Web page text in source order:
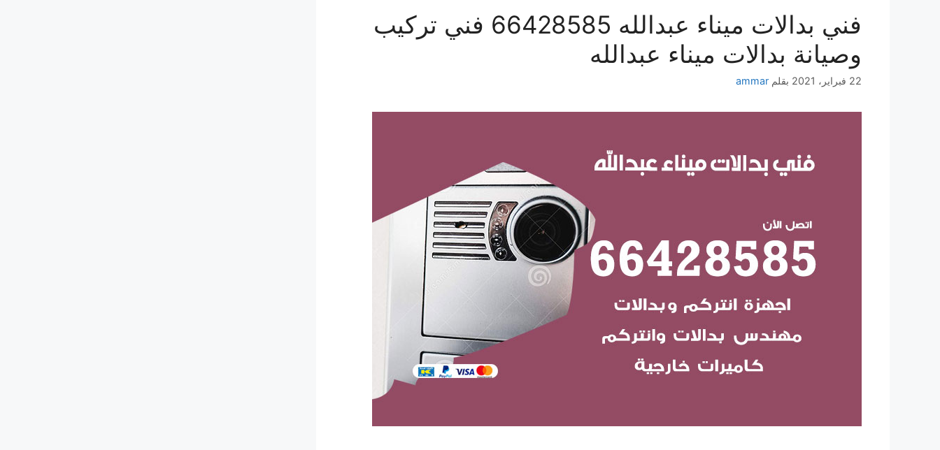
فني بدالات ميناء عبدالله 66428585 فني تركيب
وصيانة بدالات ميناء عبدالله
22 فبراير، 2021 بقلم ammar